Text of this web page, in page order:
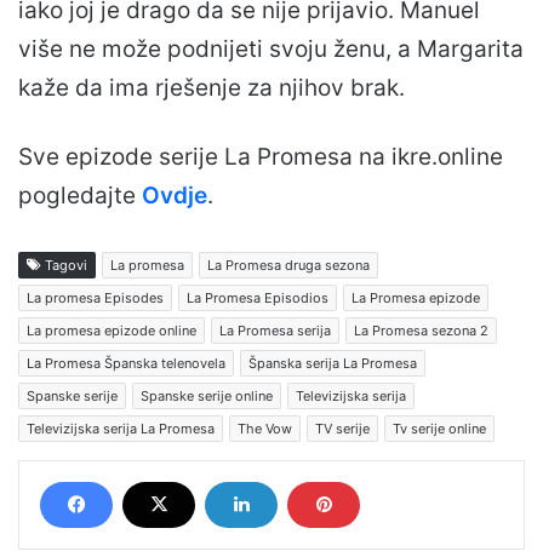
iako joj je drago da se nije prijavio. Manuel
više ne može podnijeti svoju ženu, a Margarita
kaže da ima rješenje za njihov brak.
Sve epizode serije La Promesa na ikre.online
pogledajte Ovdje.
Tagovi La promesa
La Promesa druga sezona
La promesa Episodes
La Promesa Episodios
La Promesa epizode
La promesa epizode online
La Promesa serija
La Promesa sezona 2
La Promesa Španska telenovela
Španska serija La Promesa
Spanske serije
Spanske serije online
Televizijska serija
Televizijska serija La Promesa
The Vow TV serije Tv serije online